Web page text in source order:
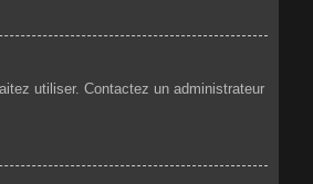
utiliser. Contactez un administrateur